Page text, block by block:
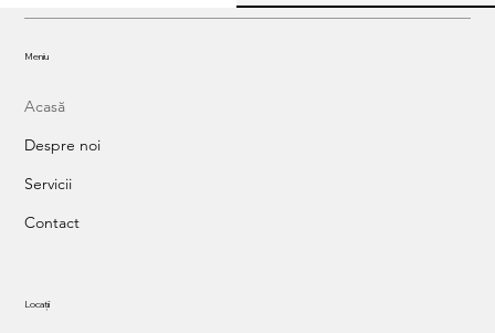
Acasă
Despre noi
Servicii
Contact
Meniu
Locații